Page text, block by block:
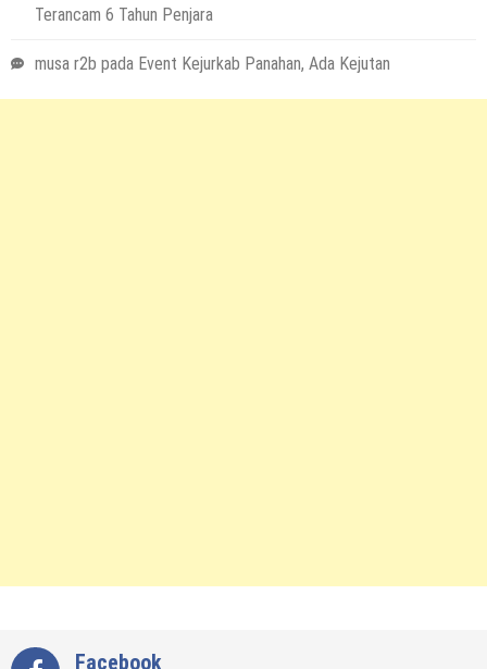
Terancam 6 Tahun Penjara
musa r2b pada Event Kejurkab Panahan, Ada Kejutan
Facebook